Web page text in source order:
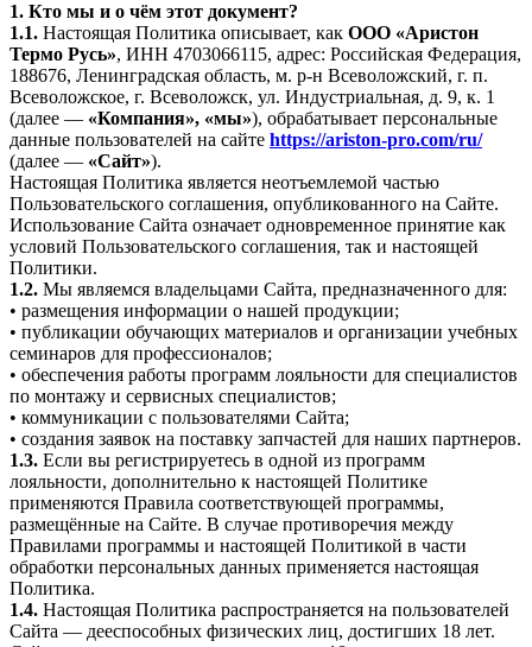
1. Кто мы и о чём этот документ?
1.1. Настоящая Политика описывает, как ООО «Аристон
Термо Русь», ИНН 4703066115, адрес: Российская Федерация,
188676, Ленинградская область, м. р-н Всеволожский, г. п.
Всеволожское, г. Всеволожск, ул. Индустриальная, д. 9, к. 1
(далее — «Компания», «мы»), обрабатывает персональные
данные пользователей на сайте https://ariston-pro.com/ru/
(далее — «Сайт»).
Настоящая Политика является неотъемлемой частью
Пользовательского соглашения, опубликованного на Сайте.
Использование Сайта означает одновременное принятие как
условий Пользовательского соглашения, так и настоящей
Политики.
1.2. Мы являемся владельцами Сайта, предназначенного для:
• размещения информации о нашей продукции;
• публикации обучающих материалов и организации учебных
семинаров для профессионалов;
• обеспечения работы программ лояльности для специалистов
по монтажу и сервисных специалистов;
• коммуникации с пользователями Сайта;
• создания заявок на поставку запчастей для наших партнеров.
1.3. Если вы регистрируетесь в одной из программ
лояльности, дополнительно к настоящей Политике
применяются Правила соответствующей программы,
размещённые на Сайте. В случае противоречия между
Правилами программы и настоящей Политикой в части
обработки персональных данных применяется настоящая
Политика.
1.4. Настоящая Политика распространяется на пользователей
Сайта — дееспособных физических лиц, достигших 18 лет.